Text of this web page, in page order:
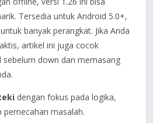
Tersedia untuk Android 5.0+,
banyak perangkat. Jika Anda
artikel ini juga cocok
sebelum down dan memasang
dengan fokus pada logika,
pemecahan masalah.